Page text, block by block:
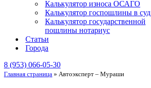
Калькулятор износа ОСАГО
Калькулятор госпошлины в суд
Калькулятор государственной
пошлины нотариус
Статьи
Города
8 (953) 066-05-30
Главная страница » Автоэксперт – Мураши